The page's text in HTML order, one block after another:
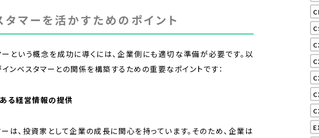
タマーを活かすためのポイント
ーという概念を成功に導くには、企業側にも適切な準備が必要です。以
ンベスタマーとの関係を構築するための重要なポイントです：
る経営情報の提供
は、投資家として企業の成長に関心を持っています。そのため、企業は